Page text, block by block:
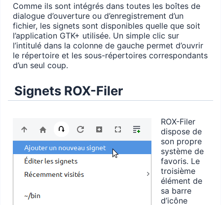
Comme ils sont intégrés dans toutes les boîtes de
dialogue d’ouverture ou d’enregistrement d’un
fichier, les signets sont disponibles quelle que soit
l’application GTK+ utilisée. Un simple clic sur
l’intitulé dans la colonne de gauche permet d’ouvrir
le répertoire et les sous-répertoires correspondants
d’un seul coup.
Signets ROX-Filer
ROX-Filer
dispose de
son propre
système de
favoris. Le
troisième
élément de
sa barre
d’icône